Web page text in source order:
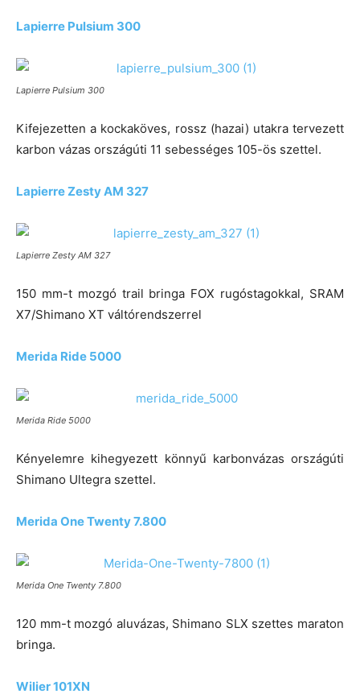
Lapierre Pulsium 300
Lapierre Pulsium 300
Kifejezetten a kockaköves, rossz (hazai) utakra tervezett
karbon vázas országúti 11 sebességes 105-ös szettel.
Lapierre Zesty AM 327
Lapierre Zesty AM 327
150 mm-t mozgó trail bringa FOX rugóstagokkal, SRAM
X7/Shimano XT váltórendszerrel
Merida Ride 5000
Merida Ride 5000
Kényelemre kihegyezett könnyű karbonvázas országúti
Shimano Ultegra szettel.
Merida One Twenty 7.800
Merida One Twenty 7.800
120 mm-t mozgó aluvázas, Shimano SLX szettes maraton
bringa.
Wilier 101XN